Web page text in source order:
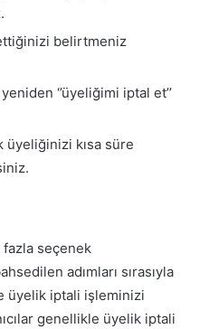
belirtmeniz
‘’üyeliğimi iptal et’’
üyeliğinizi kısa süre
seçenek
adımları sırasıyla
üyelik iptali işleminizi
genellikle üyelik iptali